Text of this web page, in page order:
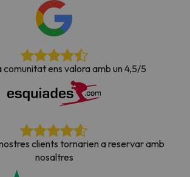
comunitat ens valora amb un 4,5/5
clients tornarien a reservar amb
nosaltres